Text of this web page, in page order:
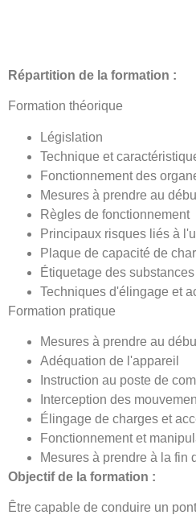
Répartition de la formation :
Formation théorique
Législation
Technique et
Fonctionnement des
Mesures à prendre au
Règles de fonctionnement
Principaux risques liés à
Plaque de capacité de
Étiquetage des
Techniques d'élingage et
Formation pratique
Mesures à prendre au
Adéquation de l'appareil
Instruction au poste de
Interception des
Élingage de charges et
Fonctionnement et
Mesures à prendre à la fin
Objectif de la formation :
Être capable de conduire un